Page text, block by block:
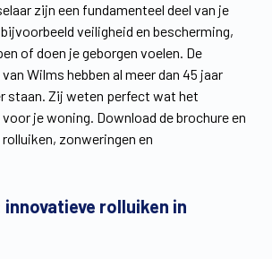
Contact
Extra
Jobs
Wilms World
NL
zijn een fundamenteel deel van je
veiligheid en bescherming,
of doen je geborgen voelen. De
Wilms hebben al meer dan 45 jaar
staan. Zij weten perfect wat het
je woning. Download de brochure en
zonweringen en
innovatieve rolluiken in